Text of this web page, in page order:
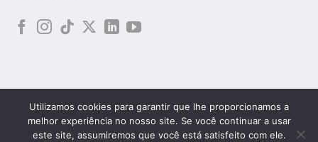
Utilizamos cookies para garantir que lhe proporcionamos a
melhor experiência no nosso site. Se você continuar a usar
este site, assumiremos que você está satisfeito com ele.